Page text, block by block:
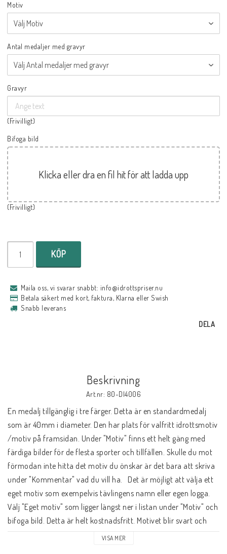
Motiv
Antal medaljer med gravyr
Gravyr
(Frivilligt)
Bifoga bild
Klicka eller dra en fil hit för att ladda upp
(Frivilligt)
KÖP
Maila oss, vi svarar snabbt: info@idrottspriser.nu
Betala säkert med kort, faktura, Klarna eller Swish
Snabb leverans
DELA
Beskrivning
Art.nr: 80-DI4006
En medalj tillgänglig i tre färger. Detta är en standardmedalj
som är 40mm i diameter. Den har plats för valfritt idrottsmotiv
/motiv på framsidan. Under "Motiv" finns ett helt gäng med
färdiga bilder för de flesta sporter och tillfällen. Skulle du mot
förmodan inte hitta det motiv du önskar är det bara att skriva
under "Kommentar" vad du vill ha.   Det är möjligt att välja ett
eget motiv som exempelvis tävlingens namn eller egen logga.
Välj "Eget motiv" som ligger längst ner i listan under "Motiv" och
bifoga bild. Detta är helt kostnadsfritt. Motivet blir svart och
bakgrundsfärgen matchar medaljens färg. Dessa motiv går
VISA MER